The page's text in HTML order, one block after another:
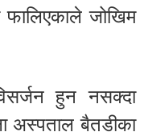
फालिएकाले जोखिम
हुन नसक्दा
बैतडीका